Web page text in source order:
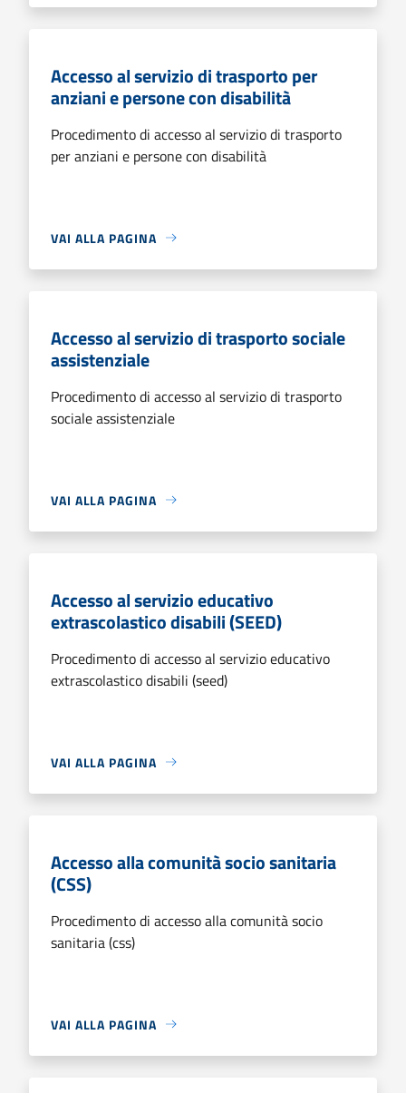
Accesso al servizio di trasporto per
anziani e persone con disabilità
Procedimento di accesso al servizio di trasporto
per anziani e persone con disabilità
VAI ALLA PAGINA
Accesso al servizio di trasporto sociale
assistenziale
Procedimento di accesso al servizio di trasporto
sociale assistenziale
VAI ALLA PAGINA
Accesso al servizio educativo
extrascolastico disabili (SEED)
Procedimento di accesso al servizio educativo
extrascolastico disabili (seed)
VAI ALLA PAGINA
Accesso alla comunità socio sanitaria
(CSS)
Procedimento di accesso alla comunità socio
sanitaria (css)
VAI ALLA PAGINA